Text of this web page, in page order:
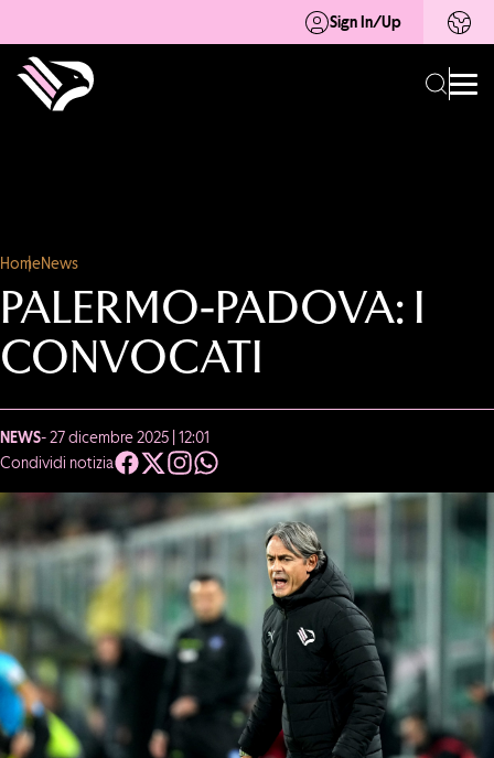
Sign In/Up
HomeNews
PALERMO-PADOVA: I
CONVOCATI
NEWS- 27 dicembre 2025 | 12:01
Condividi notizia